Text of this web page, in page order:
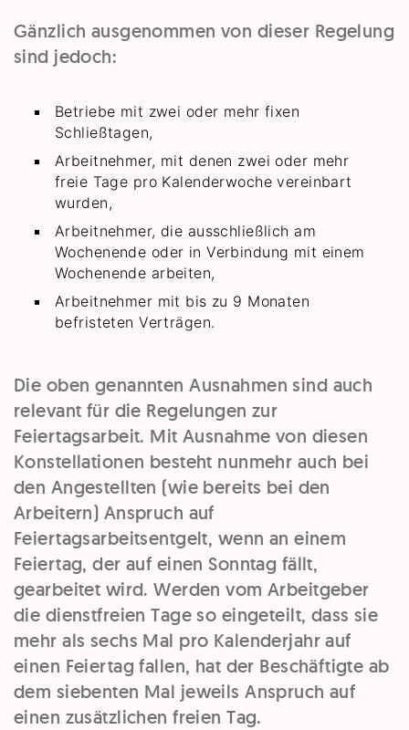
Gänzlich ausgenommen von dieser Regelung
sind jedoch:
Betriebe mit zwei oder mehr fixen
Schließtagen,
Arbeitnehmer, mit denen zwei oder mehr
freie Tage pro Kalenderwoche vereinbart
wurden,
Arbeitnehmer, die ausschließlich am
Wochenende oder in Verbindung mit einem
Wochenende arbeiten,
Arbeitnehmer mit bis zu 9 Monaten
befristeten Verträgen.
Die oben genannten Ausnahmen sind auch
relevant für die Regelungen zur
Feiertagsarbeit. Mit Ausnahme von diesen
Konstellationen besteht nunmehr auch bei
den Angestellten (wie bereits bei den
Arbeitern) Anspruch auf
Feiertagsarbeitsentgelt, wenn an einem
Feiertag, der auf einen Sonntag fällt,
gearbeitet wird. Werden vom Arbeitgeber
die dienstfreien Tage so eingeteilt, dass sie
mehr als sechs Mal pro Kalenderjahr auf
einen Feiertag fallen, hat der Beschäftigte ab
dem siebenten Mal jeweils Anspruch auf
einen zusätzlichen freien Tag.